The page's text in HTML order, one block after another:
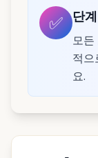
✅ 단계
모든
적으
요.